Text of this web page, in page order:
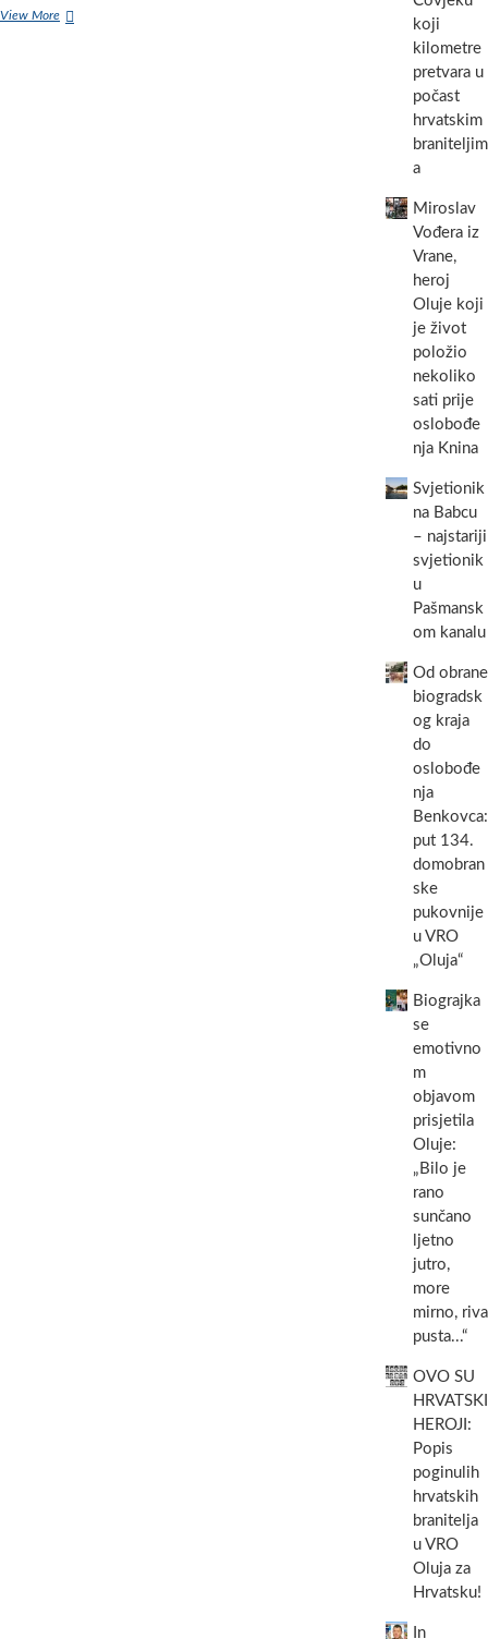
View More„Kod
koji
kilometre
pretvara u
počast
hrvatskim
braniteljim
a
Miroslav
Vođera iz
Vrane,
heroj
Oluje koji
je život
položio
nekoliko
sati prije
oslobođe
nja Knina
Svjetionik
na Babcu
– najstariji
svjetionik
u
Pašmansk
om kanalu
Od obrane
biogradsk
og kraja
do
oslobođe
nja
Benkovca:
put 134.
domobran
ske
pukovnije
u VRO
„Oluja“
Biograjka
se
emotivno
m
objavom
prisjetila
Oluje:
„Bilo je
rano
sunčano
ljetno
jutro,
more
mirno, riva
pusta...“
OVO SU
HRVATSKI
HEROJI:
Popis
poginulih
hrvatskih
branitelja
u VRO
Oluja za
Hrvatsku!
In